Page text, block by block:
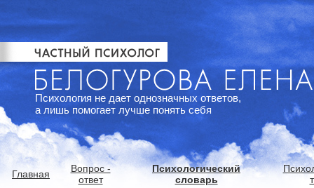
Психология не дает однозначных ответов,
а лишь помогает лучше понять себя
Главная
Вопрос -
ответ
Психологический
словарь